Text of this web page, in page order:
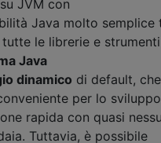
JVM con
Java molto semplice
le librerie e strumenti
Java
dinamico di default,
per lo
rapida con quasi
Tuttavia, è possibile